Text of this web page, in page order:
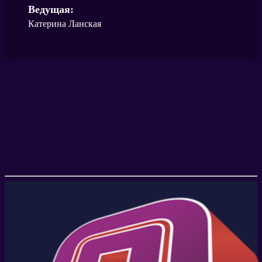
Ведущая:
Катерина Ланская